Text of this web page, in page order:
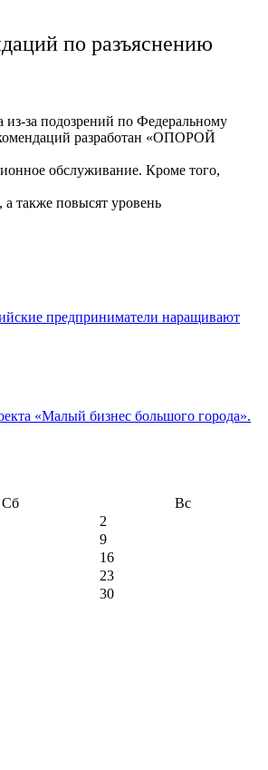
по разъяснению
из-за подозрений по Федеральному
разработан «ОПОРОЙ
обслуживание. Кроме того,
также повысят уровень
предприниматели наращивают
«Малый бизнес большого города».
Сб Вс
2
9
16
23
30